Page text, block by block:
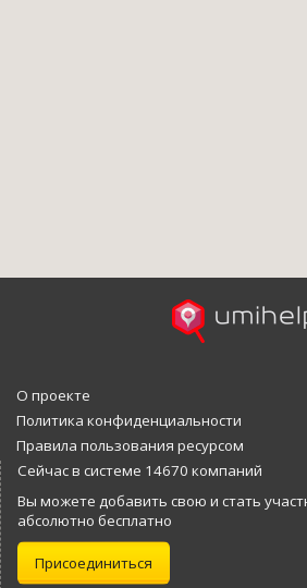
О проекте
Политика конфиденциальности
Правила пользования ресурсом
Сейчас в системе 14670 компаний
Вы можете добавить свою и стать
абсолютно бесплатно
Присоединиться